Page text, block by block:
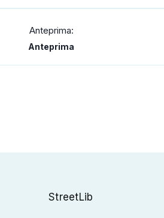
Anteprima:
Anteprima
StreetLib